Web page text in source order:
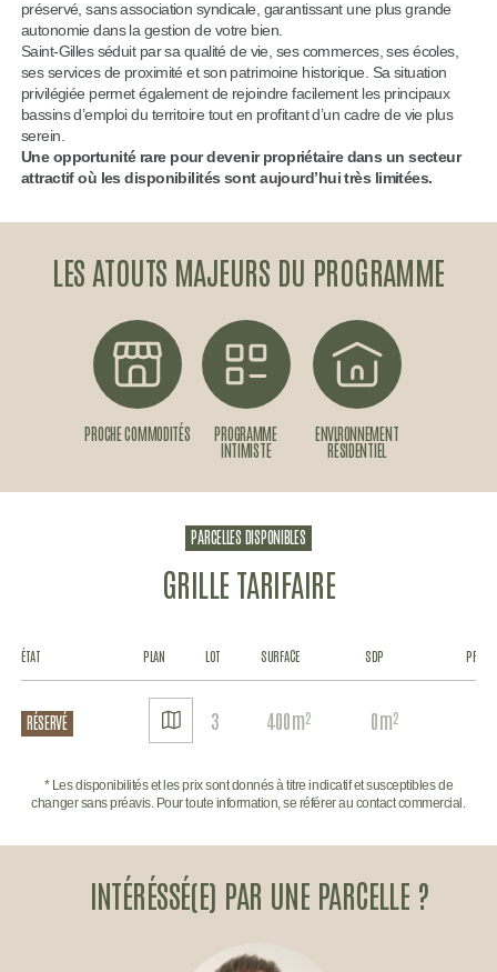
préservé, sans association syndicale, garantissant une plus grande
autonomie dans la gestion de votre bien.
Saint-Gilles séduit par sa qualité de vie, ses commerces, ses écoles,
ses services de proximité et son patrimoine historique. Sa situation
privilégiée permet également de rejoindre facilement les principaux
bassins d’emploi du territoire tout en profitant d’un cadre de vie plus
serein.
Une opportunité rare pour devenir propriétaire dans un secteur
attractif où les disponibilités sont aujourd’hui très limitées.
LES ATOUTS MAJEURS DU PROGRAMME
PROCHE COMMODITÉS
PROGRAMME
INTIMISTE
ENVIRONNEMENT
RÉSIDENTIEL
PARCELLES DISPONIBLES
GRILLE TARIFAIRE
ÉTAT PLAN LOT SURFACE SDP PRIX*
RÉSERVÉ
VOIR
LE
PLAN
3 400m² 0m²
* Les disponibilités et les prix sont donnés à titre indicatif et susceptibles de
changer sans préavis. Pour toute information, se référer au contact commercial.
INTÉRÉSSÉ(E) PAR UNE PARCELLE ?